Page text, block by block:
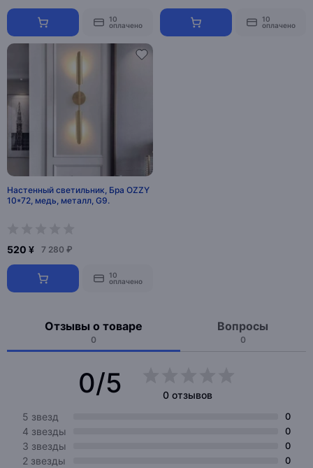
10
оплачено
10
оплачено
Настенный светильник, Бра OZZY
10*72, медь, металл, G9.
520 ¥ 7 280 ₽
10
оплачено
Отзывы о товаре
0
Вопросы
0
0/5
0 отзывов
5 звезд
0
4 звезды 0
3 звезды 0
2 звезды 0